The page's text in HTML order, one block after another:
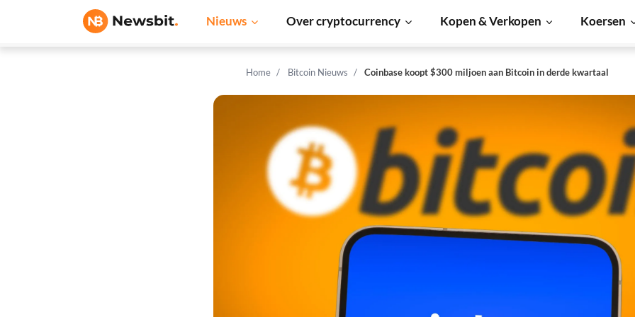
Nieuws Over cryptocurrency Kopen & Verkopen Koersen
Home Bitcoin Nieuws Coinbase koopt $300 miljoen aan Bitcoin in derde kwartaal